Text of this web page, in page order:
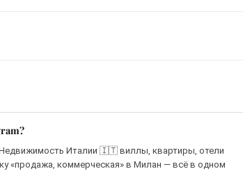
Италии 🇮🇹 виллы, квартиры, отели
«продажа, коммерческая» в Милан — всё в одном